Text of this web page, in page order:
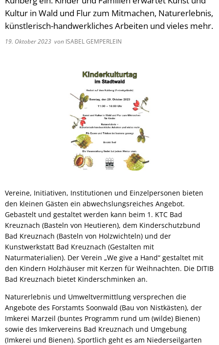
Kultur in Wald und Flur zum Mitmachen, Naturerlebnis,
künstlerisch-handwerkliches Arbeiten und vieles mehr.
19. Oktober 2023 von ISABEL GEMPERLEIN
Vereine, Initiativen, Institutionen und Einzelpersonen bieten
den kleinen Gästen ein abwechslungsreiches Angebot.
Gebastelt und gestaltet werden kann beim 1. KTC Bad
Kreuznach (Basteln von Heutieren), dem Kinderschutzbund
Bad Kreuznach (Basteln von Holzwichteln) und der
Kunstwerkstatt Bad Kreuznach (Gestalten mit
Naturmaterialien). Der Verein „We give a Hand“ gestaltet mit
den Kindern Holzhäuser mit Kerzen für Weihnachten. Die DITIB
Bad Kreuznach bietet Kinderschminken an.
Naturerlebnis und Umweltvermittlung versprechen die
Angebote des Forstamts Soonwald (Bau von Nistkästen), der
Imkerei Marzeil (buntes Programm rund um (wilde) Bienen)
sowie des Imkervereins Bad Kreuznach und Umgebung
(Imkerei und Bienen). Sportlich geht es am Niederseilgarten